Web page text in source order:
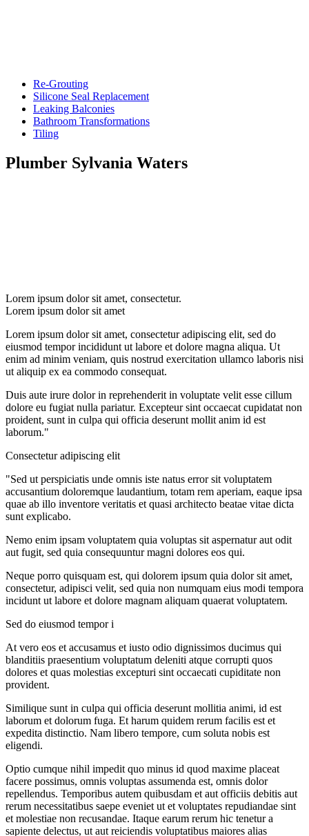
Re-Grouting
Silicone Seal Replacement
Leaking Balconies
Bathroom Transformations
Tiling
Plumber Sylvania Waters
Lorem ipsum dolor sit amet, consectetur.
Lorem ipsum dolor sit amet
Lorem ipsum dolor sit amet, consectetur adipiscing elit, sed do
eiusmod tempor incididunt ut labore et dolore magna aliqua. Ut
enim ad minim veniam, quis nostrud exercitation ullamco laboris nisi
ut aliquip ex ea commodo consequat.
Duis aute irure dolor in reprehenderit in voluptate velit esse cillum
dolore eu fugiat nulla pariatur. Excepteur sint occaecat cupidatat non
proident, sunt in culpa qui officia deserunt mollit anim id est
laborum."
Consectetur adipiscing elit
"Sed ut perspiciatis unde omnis iste natus error sit voluptatem
accusantium doloremque laudantium, totam rem aperiam, eaque ipsa
quae ab illo inventore veritatis et quasi architecto beatae vitae dicta
sunt explicabo.
Nemo enim ipsam voluptatem quia voluptas sit aspernatur aut odit
aut fugit, sed quia consequuntur magni dolores eos qui.
Neque porro quisquam est, qui dolorem ipsum quia dolor sit amet,
consectetur, adipisci velit, sed quia non numquam eius modi tempora
incidunt ut labore et dolore magnam aliquam quaerat voluptatem.
Sed do eiusmod tempor i
At vero eos et accusamus et iusto odio dignissimos ducimus qui
blanditiis praesentium voluptatum deleniti atque corrupti quos
dolores et quas molestias excepturi sint occaecati cupiditate non
provident.
Similique sunt in culpa qui officia deserunt mollitia animi, id est
laborum et dolorum fuga. Et harum quidem rerum facilis est et
expedita distinctio. Nam libero tempore, cum soluta nobis est
eligendi.
Optio cumque nihil impedit quo minus id quod maxime placeat
facere possimus, omnis voluptas assumenda est, omnis dolor
repellendus. Temporibus autem quibusdam et aut officiis debitis aut
rerum necessitatibus saepe eveniet ut et voluptates repudiandae sint
et molestiae non recusandae. Itaque earum rerum hic tenetur a
sapiente delectus, ut aut reiciendis voluptatibus maiores alias